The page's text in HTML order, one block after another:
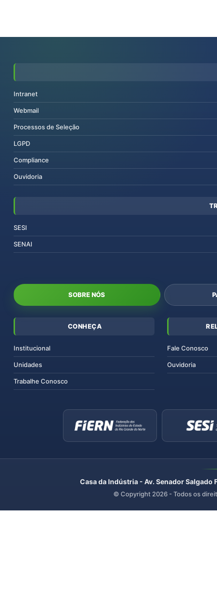
Intranet
Webmail
Processos de Seleção
LGPD
Compliance
Ouvidoria
SESI
SENAI
SOBRE NÓS
CONHEÇA
Institucional
Unidades
Trabalhe Conosco
Fale Conosco
Ouvidoria
Casa da Indústria - Av. Senador
© Copyright 2026 - Todos os